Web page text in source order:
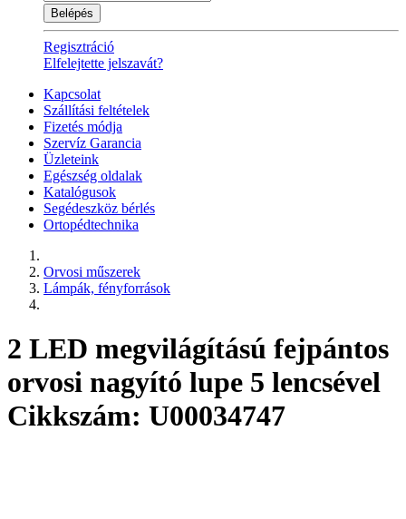
Belépés
Regisztráció
Elfelejtette jelszavát?
Kapcsolat
Szállítási feltételek
Fizetés módja
Szervíz Garancia
Üzleteink
Egészség oldalak
Katalógusok
Segédeszköz bérlés
Ortopédtechnika
Orvosi műszerek
Lámpák, fényforrások
2 LED megvilágítású fejpántos
orvosi nagyító lupe 5 lencsével
Cikkszám: U00034747